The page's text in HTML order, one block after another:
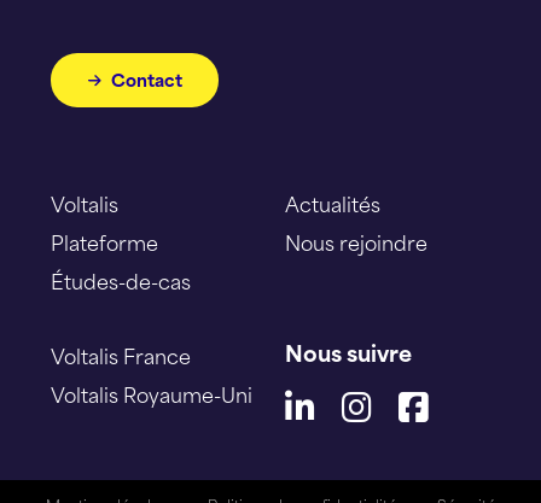
Contact
Voltalis
Plateforme
Études-de-cas
Actualités
Nous rejoindre
Voltalis France
Voltalis Royaume-Uni
Nous suivre